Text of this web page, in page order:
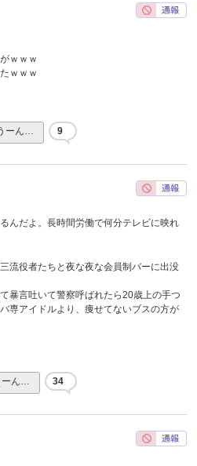
ｗｗｗ
ｗｗｗ
ーん… 9
んだよ。長時間労働で何分テレビに映れ
流役者たちと夜な夜な会員制バーに出没
暴言吐いて警察呼ばれたら20歳上の手つ
専アイドルより、痩せてないブスの方が
ーん… 34